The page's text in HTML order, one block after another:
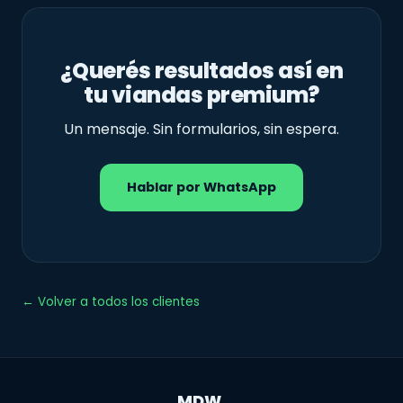
¿Querés resultados así en
tu viandas premium?
Un mensaje. Sin formularios, sin espera.
Hablar por WhatsApp
← Volver a todos los clientes